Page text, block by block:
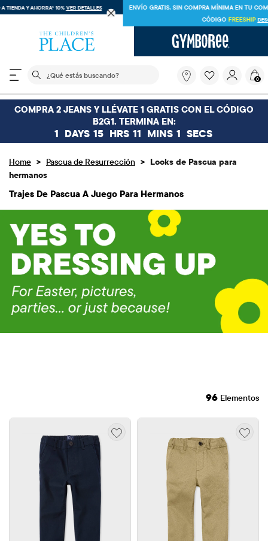
ENVÍO GRATIS EN PEDIDOS DE $30 O MÁS OENVÍO A TIENDA Y AHORRA* 10%VER DETALLES
El siguiente campo de búsqueda filtra las
buscando?
0
COMPRA 2 JEANS Y LLÉVATE 1 GRATIS CON EL CÓDIGO
B2G1. TERMINA EN:
DAYS 15 HRS 10 MINS 36 SECS
Home > Pascua de Resurrección > Looks de Pascua para
hermanos
Trajes De Pascua A Juego Para Hermanos
96 Elementos